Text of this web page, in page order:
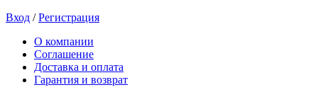
Вход /Регистрация
О компании
Соглашение
Доставка и оплата
Гарантия и возврат